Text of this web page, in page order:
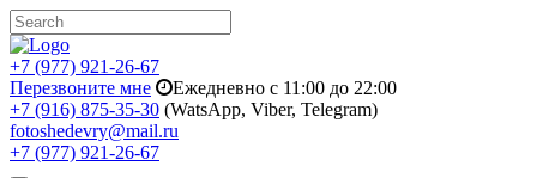
+7 (977) 921-26-67
Перезвоните мне
Ежедневно с 11:00 до 22:00
+7 (916) 875-35-30 (WatsApp, Viber, Telegram)
fotoshedevry@mail.ru
+7 (977) 921-26-67